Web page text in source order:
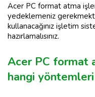
Acer PC format atma
yedeklemeniz
kullanacağınız işletim
hazırlamalısınız.
Acer PC format
hangi